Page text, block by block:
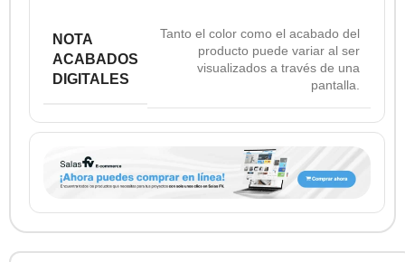
NOTA
ACABADOS
DIGITALES
Tanto el color como el acabado del
producto puede variar al ser
visualizados a través de una
pantalla.